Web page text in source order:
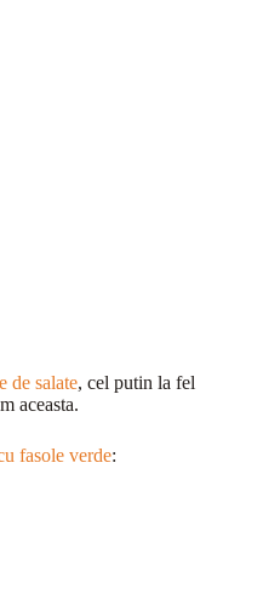
de salate, cel putin la fel
aceasta.
fasole verde: